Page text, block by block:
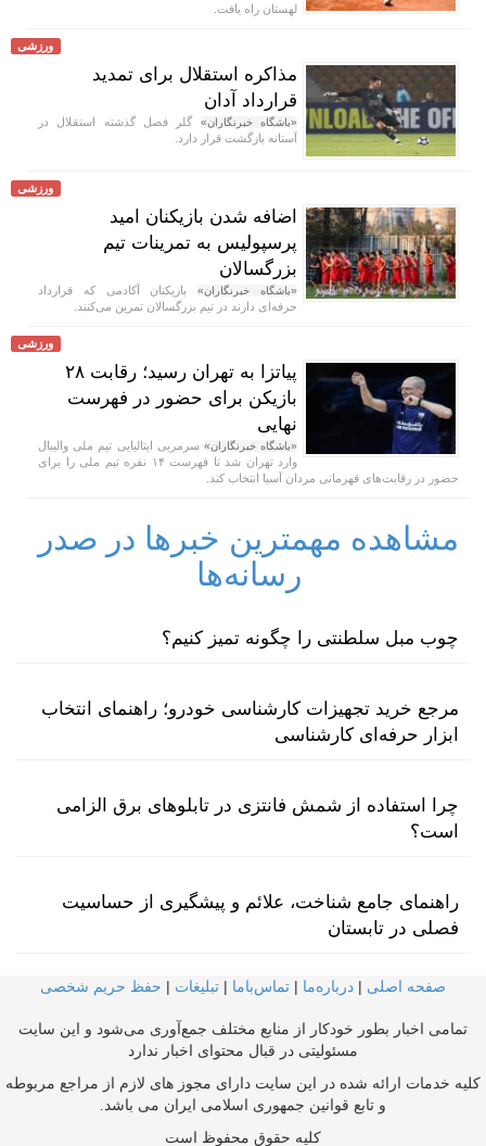
لهستان راه یافت.
ورزشی
مذاکره استقلال برای تمدید
قرارداد آدان
«باشگاه خبرنگاران» گلر فصل گذشته استقلال در
آستانه بازگشت قرار دارد.
ورزشی
اضافه شدن بازیکنان امید
پرسپولیس به تمرینات تیم
بزرگسالان
«باشگاه خبرنگاران»بازیکنان آکادمی که قرارداد
حرفه‌ای دارند در تیم بزرگسالان تمرین می‌کنند.
ورزشی
پیاتزا به تهران رسید؛ رقابت ۲۸
بازیکن برای حضور در فهرست
نهایی
«باشگاه خبرنگاران» سرمربی ایتالیایی تیم ملی والیبال
وارد تهران شد تا فهرست ۱۴ نفره تیم ملی را برای
حضور در رقابت‌های قهرمانی مردان آسیا انتخاب کند.
مشاهده مهمترین خبرها در صدر
رسانه‌ها
چوب مبل سلطنتی را چگونه تمیز کنیم؟
مرجع خرید تجهیزات کارشناسی خودرو؛ راهنمای انتخاب
ابزار حرفه‌ای کارشناسی
چرا استفاده از شمش فانتزی در تابلوهای برق الزامی
است؟
راهنمای جامع شناخت، علائم و پیشگیری از حساسیت
فصلی در تابستان
صفحه اصلی | درباره‌ما | تماس‌با‌ما | تبلیغات | حفظ حریم شخصی
تمامی اخبار بطور خودکار از منابع مختلف جمع‌آوری می‌شود و این سایت
مسئولیتی در قبال محتوای اخبار ندارد
کلیه خدمات ارائه شده در این سایت دارای مجوز های لازم از مراجع مربوطه
و تابع قوانین جمهوری اسلامی ایران می باشد.
کلیه حقوق محفوظ است